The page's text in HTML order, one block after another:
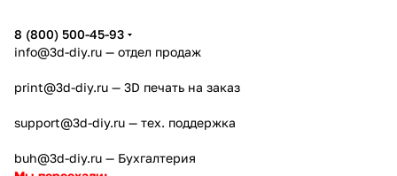
8 (800) 500-45-93
info@3d-diy.ru — отдел продаж
print@3d-diy.ru — 3D печать на заказ
support@3d-diy.ru — тех. поддержка
buh@3d-diy.ru — Бухгалтерия